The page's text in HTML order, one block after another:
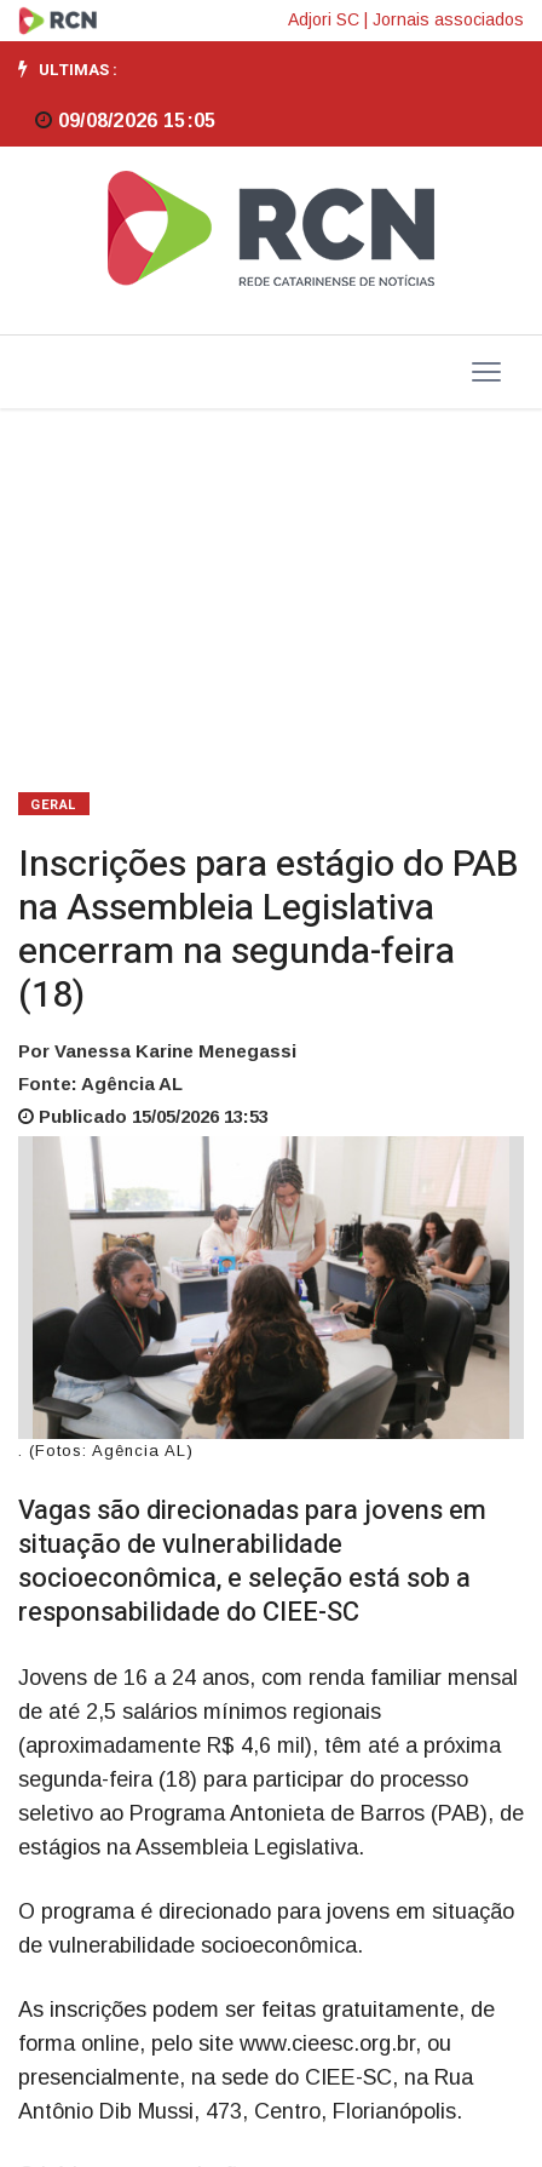
Inscrições
para
estágio
Assembleia
Adjori SC Jornais associados
ULTIMAS :
09/08/2026 15:05
GERAL
Inscrições para estágio do PAB
na Assembleia Legislativa
encerram na segunda-feira
(18)
Por Vanessa Karine Menegassi
Fonte: Agência AL
Publicado 15/05/2026 13:53
. (Fotos: Agência AL)
Vagas são direcionadas para jovens em
situação de vulnerabilidade
socioeconômica, e seleção está sob a
responsabilidade do CIEE-SC
Jovens de 16 a 24 anos, com renda familiar mensal
de até 2,5 salários mínimos regionais
(aproximadamente R$ 4,6 mil), têm até a próxima
segunda-feira (18) para participar do processo
seletivo ao Programa Antonieta de Barros (PAB), de
estágios na Assembleia Legislativa.
O programa é direcionado para jovens em situação
de vulnerabilidade socioeconômica.
As inscrições podem ser feitas gratuitamente, de
forma online, pelo site www.cieesc.org.br, ou
presencialmente, na sede do CIEE-SC, na Rua
Antônio Dib Mussi, 473, Centro, Florianópolis.